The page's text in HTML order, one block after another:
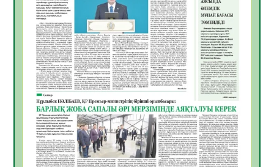
ҚҰРЫЛТАЙ САЙЛАУЫ – БІРЛІК ПЕН
ЖАУАПКЕРШІЛІККЕ БАСТАЙТЫН ҚАДАМ
05.08.2026
24
Мектептен – Ұлттық ұлан сапына
04.08.2026
34
Үкіметтік емес ұйымдарға арналған
сыйлықақы конкурсына өтінім қабылдау
басталды
04.08.2026
38